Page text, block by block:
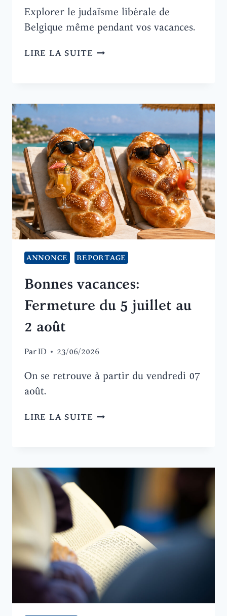
Explorer le judaïsme libérale de
Belgique même pendant vos vacances.
LIRE LA SUITE AMENEZ
ANNONCE REPORTAGE
Bonnes vacances:
Fermeture du 5 juillet au
2 août
ParID 23/06/2026
On se retrouve à partir du vendredi 07
août.
LIRE LA SUITE BONNES
AU
2
AOÛT